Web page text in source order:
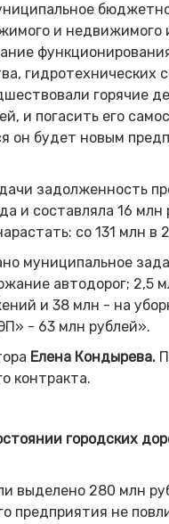
и
гидротехнических
горячие
и погасить его
он будет новым
задолженность
и составляла 16
со 131 млн
муниципальное
автодорог; 2,5
и 38 млн - на
- 63 млн рублей».
Елена Кондырева.
контракта.
городских
выделено 280 млн
предприятия не